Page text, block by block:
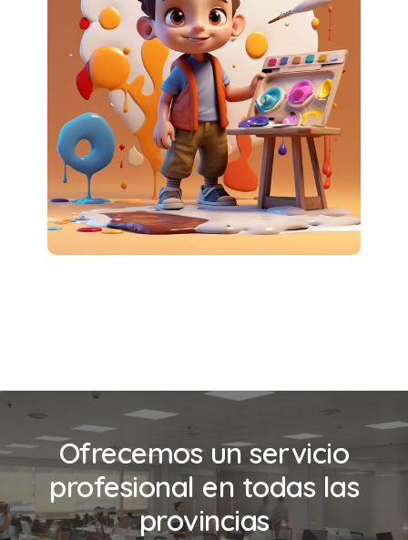
Ofrecemos un servicio
profesional en todas las
provincias